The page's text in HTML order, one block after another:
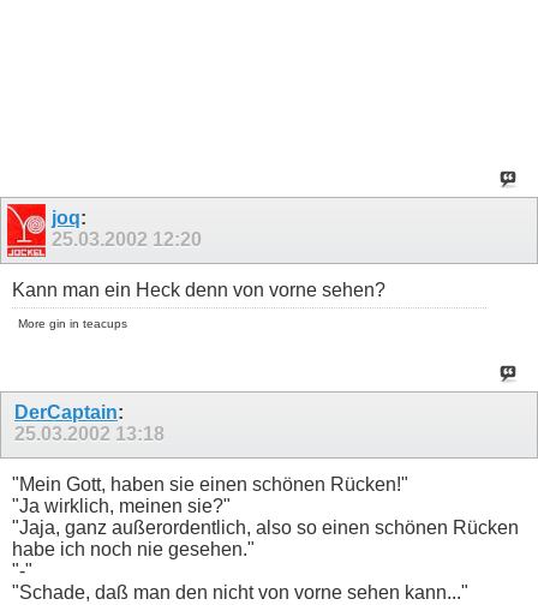
joq:
25.03.2002 12:20
Kann man ein Heck denn von vorne sehen?
More gin in teacups
DerCaptain:
25.03.2002 13:18
"Mein Gott, haben sie einen schönen Rücken!"
"Ja wirklich, meinen sie?"
"Jaja, ganz außerordentlich, also so einen schönen Rücken
habe ich noch nie gesehen."
"-"
"Schade, daß man den nicht von vorne sehen kann..."